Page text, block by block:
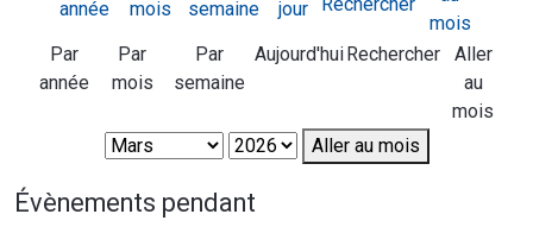
Par
année
Par
mois
Par
semaine
Aujourd'huiRechercher
Aller
au
mois
Aller au mois
Évènements pendant